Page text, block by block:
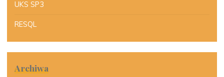
UKS SP3
RESQL
Archiwa